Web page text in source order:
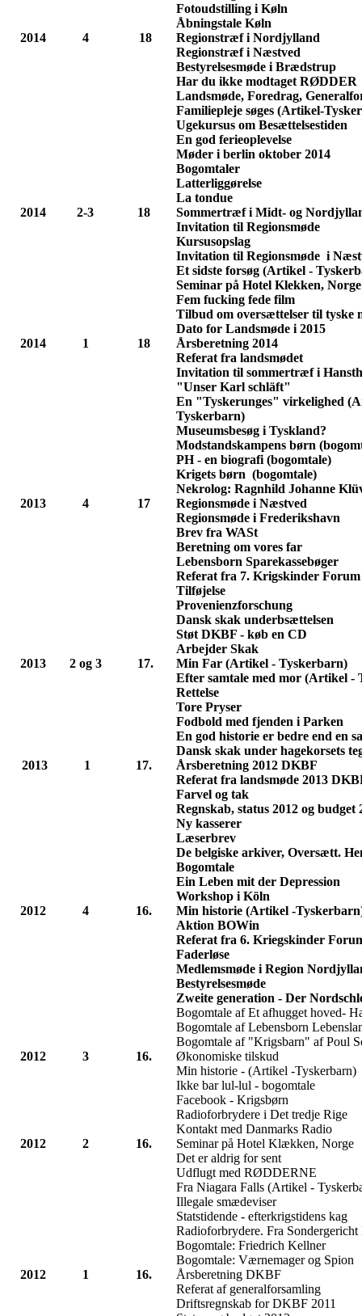
Fotoudstilling i Køln
Åbningstale Køln
2014
4 18
Regionstræf i Nordjylland
Regionstræf i Næstved
Bestyrelsesmøde i Brædstrup
Har du ikke modtaget RØDDER
Landsmøde, Foredrag,
Familiepleje søges (Artikel-
Ugekursus om Besættelsestiden
En god ferieoplevelse
Møder i berlin oktober 2014
Bogomtaler
Latterliggørelse
La tondue
2014
2-3 18
Sommertræf i Midt- og
Invitation til Regionsmøde
Kursusopslag
Invitation til Regionsmøde i
Et sidste forsøg (Artikel -
Seminar på Hotel Klekken, Norge
Fem fucking fede film
Tilbud om oversættelser til tyske
Dato for Landsmøde i 2015
2014
1 18
Årsberetning 2014
Referat fra landsmødet
Invitation til sommertræf i
"Unser Karl schläft"
En "Tyskerunges" virkelighed
Tyskerbarn)
Museumsbesøg i Tyskland?
Modstandskampens børn
PH - en biografi (bogomtale)
Krigets børn (bogomtale)
Nekrolog: Ragnhild Johanne
2013
4 17
Regionsmøde i Næstved
Regionsmøde i Frederikshavn
Brev fra WASt
Beretning om vores far
Lebensborn Sparekassebøger
Referat fra 7. Krigskinder Forum
Tilføjelse
Provenienzforschung
Dansk skak underbsættelsen
Støt DKBF - køb en CD
Arbejder Skak
2013
2 og 3 17.
Min Far (Artikel - Tyskerbarn)
Efter samtale med mor (Artikel -
Rettelse
Tore Pryser
Fodbold med fjenden i Parken
En god historie er bedre end en
Dansk skak under hagekorsets
2013
1 17.
Årsberetning 2012 DKBF
Referat fra landsmøde 2013
Farvel og tak
Regnskab, status 2012 og budget
Ny kasserer
Læserbrev
De belgiske arkiver, Oversætt.
Bogomtale
Ein Leben mit der Depression
Workshop i Köln
2012
4 16.
Min historie (Artikel -
Aktion BOWin
Referat fra 6. Kriegskinder
Faderløse
Medlemsmøde i Region
Bestyrelsesmøde
Zweite generation - Der
Bogomtale af Et afhugget hoved-
Bogomtale af Lebensborn
Bogomtale af "Krigsbarn" af Poul
2012
3 16.
Økonomiske tilskud
Min historie - (Artikel -Tyskerbarn)
Ikke bar lul-lul - bogomtale
Facebook - Krigsbørn
Radioforbrydere i Det tredje Rige
Kontakt med Danmarks Radio
2012
2 16.
Seminar på Hotel Klækken, Norge
Det er aldrig for sent
Udflugt med RØDDERNE
Fra Niagara Falls (Artikel -
Illegale smædeviser
Statstidende - efterkrigstidens kag
Radioforbrydere. Fra Sondergericht
Bogomtale: Friedrich Kellner
Bogomtale: Værnemager og Spion
2012
1 16.
Årsberetning DKBF
Referat af generalforsamling
Driftsregnskab for DKBF 2011